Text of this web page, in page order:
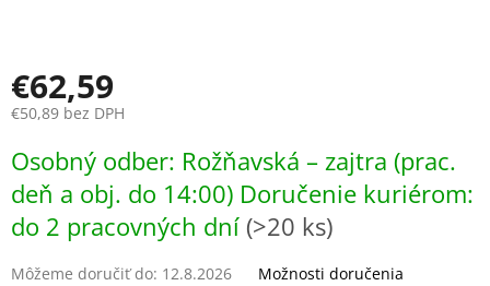
€62,59
€50,89 bez DPH
cena:
Osobný odber: Rožňavská – zajtra (prac.
deň a obj. do 14:00) Doručenie kuriérom:
do 2 pracovných dní (>20 ks)
Môžeme doručiť do: 12.8.2026 Možnosti doručenia